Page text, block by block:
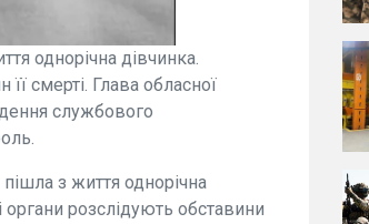
однорічна дівчинка.
смерті. Глава обласної
службового
з життя однорічна
органи розслідують обставини